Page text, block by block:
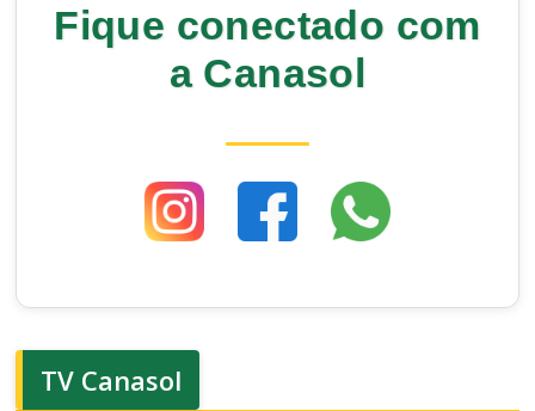
Fique conectado com
a Canasol
TV Canasol